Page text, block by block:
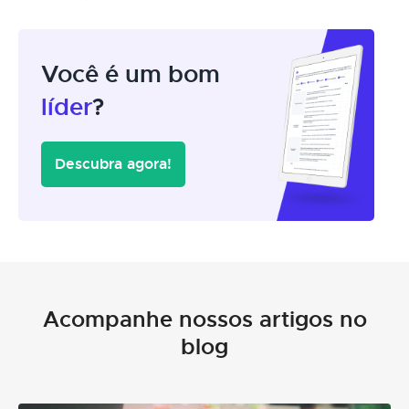
Você é um bom
líder?
Descubra agora!
Acompanhe nossos artigos no
blog